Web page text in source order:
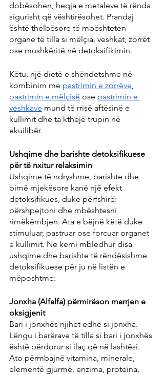
dobësohen, heqja e metaleve të rënda
sigurisht që vështirësohet. Prandaj
është thelbësore të mbështeten
organe të tilla si mëlçia, veshkat, zorrët
ose mushkëritë në detoksifikimin.
Këtu, një dietë e shëndetshme në
kombinim me pastrimin e zorrëve,
pastrimin e mëlçisë ose pastrimin e
veshkave mund të rrisë aftësinë e
kullimit dhe ta kthejë trupin në
ekuilibër.
Ushqime dhe barishte detoksifikuese
për të nxitur relaksimin
Ushqime të ndryshme, barishte dhe
bimë mjekësore kanë një efekt
detoksifikues, duke përfshirë:
përshpejtoni dhe mbështesni
rimëkëmbjen. Ata e bëjnë këtë duke
stimuluar, pastruar ose forcuar organet
e kullimit. Ne kemi mbledhur disa
ushqime dhe barishte të rëndësishme
detoksifikuese për ju në listën e
mëposhtme:
Jonxha (Alfalfa) përmirëson marrjen e
oksigjenit
Bari i jonxhës njihet edhe si jonxha.
Lëngu i barërave të tilla si bari i jonxhës
është përdorur si ilaç që në lashtësi.
Ato përmbajnë vitamina, minerale,
elementë gjurmë, enzima, proteina,